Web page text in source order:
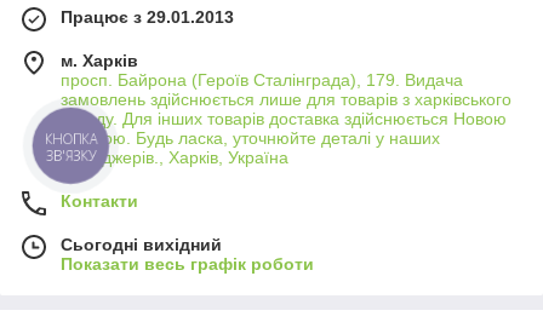
вбудованими трекпадами та клавіатурами.
Розширюють кількість доступних портів для
підключення додаткових пристроїв та аксесуарів.
Веб-камери
Забезпечують високу якість зображення для
відеоконференцій, онлайн-зустрічей та стрімінгу.
Гарнітури та навушники
Покращують аудіо досвід під час ігор, перегляду
фільмів та відеодзвінків.
Працює з 29.01.2013
м. Харків
просп. Байрона (Героїв Сталінграда), 179. Видача
замовлень здійснюється лише для товарів з харківського
складу. Для інших товарів доставка здійснюється Новою
Поштою. Будь ласка, уточнюйте деталі у наших
менеджерів., Харків, Україна
Контакти
Сьогодні вихідний
Показати весь графік роботи
КНОПКА
ЗВ'ЯЗКУ